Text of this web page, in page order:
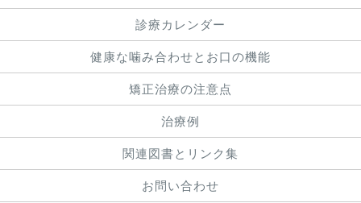
診療カレンダー
健康な噛み合わせとお口の機能
矯正治療の注意点
治療例
関連図書とリンク集
お問い合わせ